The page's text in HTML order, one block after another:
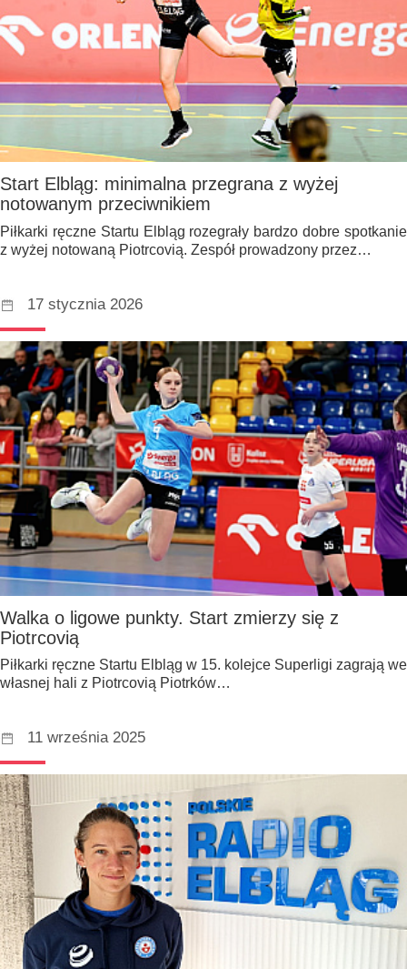
Start Elbląg: minimalna przegrana z wyżej
notowanym przeciwnikiem
Piłkarki ręczne Startu Elbląg rozegrały bardzo dobre spotkanie
z wyżej notowaną Piotrcovią. Zespół prowadzony przez…
17 stycznia 2026
Walka o ligowe punkty. Start zmierzy się z
Piotrcovią
Piłkarki ręczne Startu Elbląg w 15. kolejce Superligi zagrają we
własnej hali z Piotrcovią Piotrków…
11 września 2025